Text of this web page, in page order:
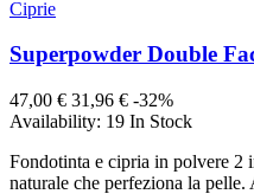
Ciprie
Superpowder Double
47,00 € 31,96 € -32%
Availability: 19 In Stock
Fondotinta e cipria in polvere 2
naturale che perfeziona la